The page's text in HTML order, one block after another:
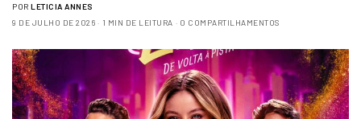
POR LETICIA ANNES
9 DE JULHO DE 2026
1 MIN DE LEITURA 0 COMPARTILHAMENTOS